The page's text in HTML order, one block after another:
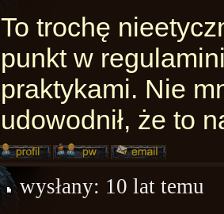
To trochę
punkt w
praktykami. Nie
udowodnił, że to
wysłany: 10 lat temu